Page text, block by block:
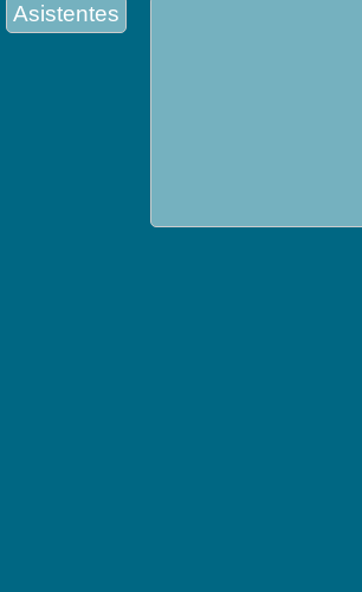
Asistentes